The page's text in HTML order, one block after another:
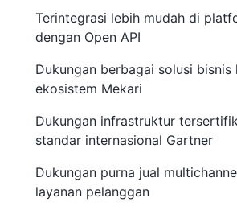
Terintegrasi lebih mudah di
dengan Open API
Dukungan berbagai solusi
ekosistem Mekari
Dukungan infrastruktur
standar internasional Gartner
Dukungan purna jual
layanan pelanggan